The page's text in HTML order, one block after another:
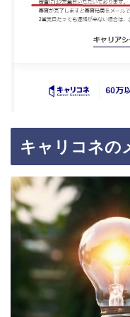
キャリコネの